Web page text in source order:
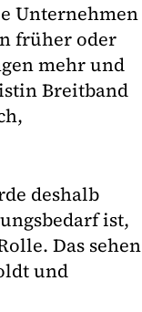
Unternehmen
früher oder
mehr und
Breitband
deshalb
ist,
Das sehen
und